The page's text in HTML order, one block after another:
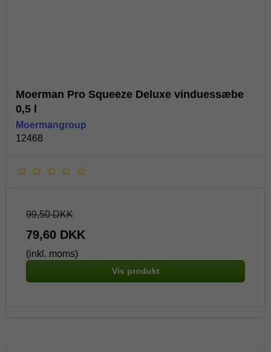
Moerman Pro Squeeze Deluxe vinduessæbe
0,5 l
Moermangroup
12468
99,50 DKK
79,60 DKK
(inkl. moms)
Vis produkt